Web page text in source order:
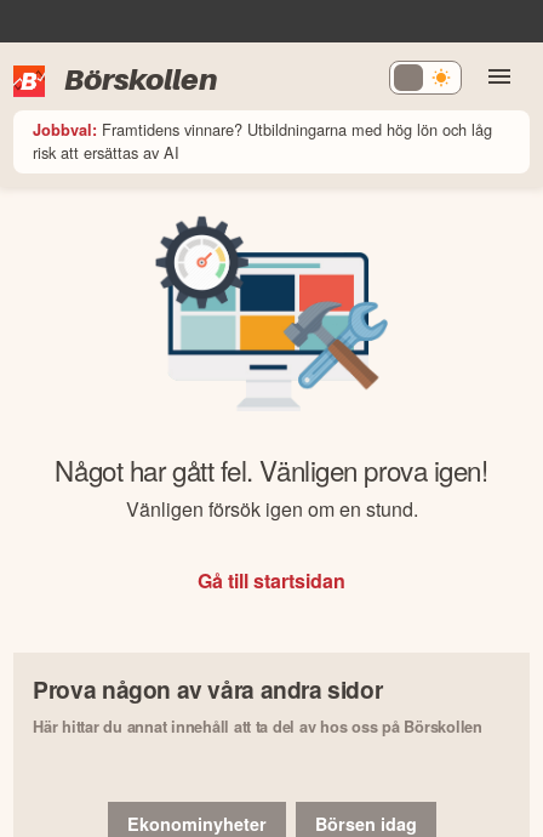
Börskollen
Jobbval: Framtidens vinnare? Utbildningarna med hög lön och låg
risk att ersättas av AI
Något har gått fel. Vänligen prova igen!
Vänligen försök igen om en stund.
Gå till startsidan
Prova någon av våra andra sidor
Här hittar du annat innehåll att ta del av hos oss på Börskollen
Ekonominyheter Börsen idag